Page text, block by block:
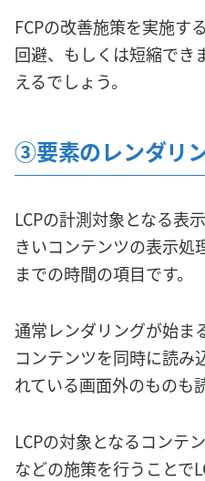
FCPの改善施策を実施す
回避、もしくは短縮でき
えるでしょう。
③要素のレンダリ
LCPの計測対象となる表
きいコンテンツの表示処
までの時間の項目です。
通常レンダリングが始ま
コンテンツを同時に読み
れている画面外のものも
LCPの対象となるコンテ
などの施策を行うことで